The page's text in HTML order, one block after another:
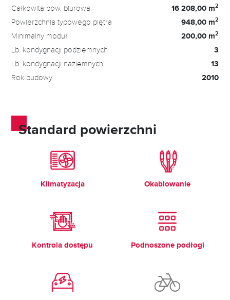
Całkowita pow. biurowa 16 208,00 m2
Powierzchnia typowego piętra 948,00 m2
Minimalny moduł 200,00 m2
Lb. kondygnacji podziemnych 3
Lb. kondygnacji naziemnych 13
Rok budowy 2010
Standard powierzchni
Klimatyzacja Okablowanie
Kontrola dostępu Podnoszone podłogi